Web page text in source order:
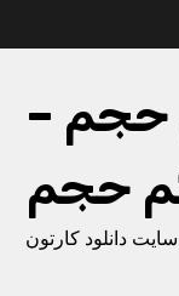
حجم –
حجم
دانلود کارتون